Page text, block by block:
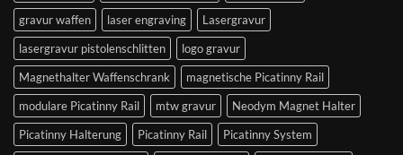
gravur waffen
laser engraving
Lasergravur
lasergravur pistolenschlitten
logo gravur
Magnethalter Waffenschrank
magnetische Picatinny Rail
modulare Picatinny Rail
mtw gravur
Neodym Magnet Halter
Picatinny Halterung
Picatinny Rail
Picatinny System